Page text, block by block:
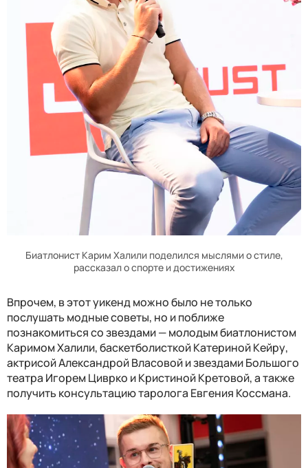
Биатлонист Карим Халили поделился мыслями о стиле,
рассказал о спорте и достижениях
Впрочем, в этот уикенд можно было не только
послушать модные советы, но и поближе
познакомиться со звездами — молодым биатлонистом
Каримом Халили, баскетболисткой Катериной Кейру,
актрисой Александрой Власовой и звездами Большого
театра Игорем Циврко и Кристиной Кретовой, а также
получить консультацию таролога Евгения Коссмана.